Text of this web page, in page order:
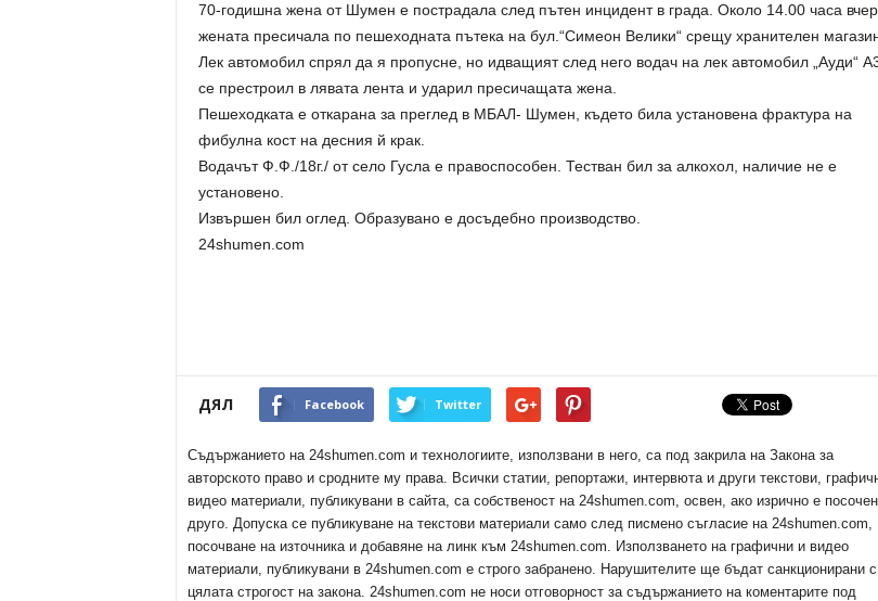
70-годишна жена от Шумен е пострадала след пътен инцидент в града. Около 14.00 часа
жената пресичала по пешеходната пътека на бул.“Симеон Велики“ срещу хранителен
Лек автомобил спрял да я пропусне, но идващият след него водач на лек автомобил „Ауди“
се престроил в лявата лента и ударил пресичащата жена.
Пешеходката е откарана за преглед в МБАЛ- Шумен, където била установена фрактура на
фибулна кост на десния й крак.
Водачът Ф.Ф./18г./ от село Гусла е правоспособен. Тестван бил за алкохол, наличие не е
установено.
Извършен бил оглед. Образувано е досъдебно производство.
24shumen.com
ДЯЛ Facebook Twitter
Съдържанието на 24shumen.com и технологиите, използвани в него, са под закрила на Закона за
авторското право и сродните му права. Всички статии, репортажи, интервюта и други текстови,
видео материали, публикувани в сайта, са собственост на 24shumen.com, освен, ако изрично е
друго. Допуска се публикуване на текстови материали само след писмено съгласие на 24shumen.com,
посочване на източника и добавяне на линк към 24shumen.com. Използването на графични и видео
материали, публикувани в 24shumen.com е строго забранено. Нарушителите ще бъдат санкционирани с
цялата строгост на закона. 24shumen.com не носи отговорност за съдържанието на коментарите под